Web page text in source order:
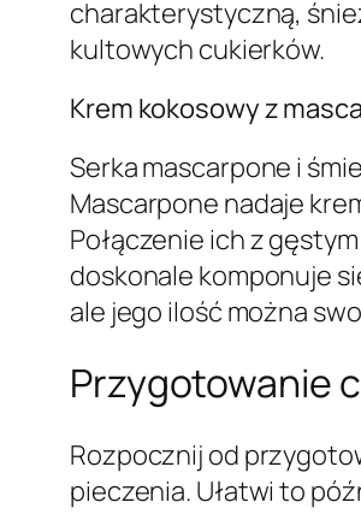
charakterystyczną,
kultowych cukierków.
Krem kokosowy z
Serka mascarpone i
Mascarpone nadaje
Połączenie ich z
doskonale komponuje
ale jego ilość można
Przygotowanie
Rozpocznij od
pieczenia. Ułatwi to